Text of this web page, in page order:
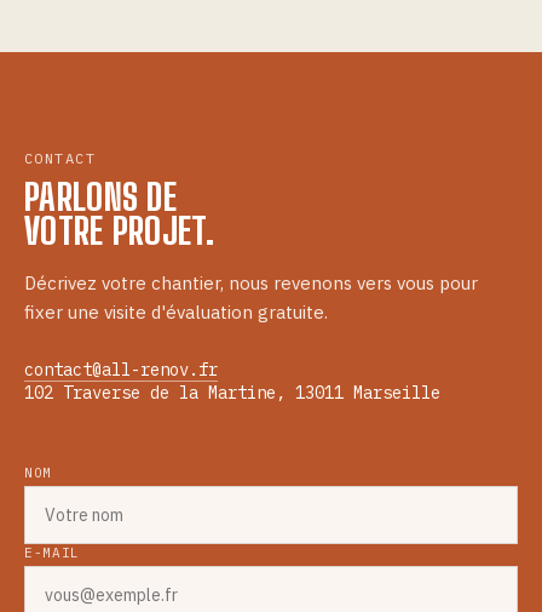
CONTACT
PARLONS DE
VOTRE PROJET.
Décrivez votre chantier, nous revenons vers vous pour
fixer une visite d'évaluation gratuite.
contact@all-renov.fr
102 Traverse de la Martine, 13011 Marseille
NOM
E-MAIL